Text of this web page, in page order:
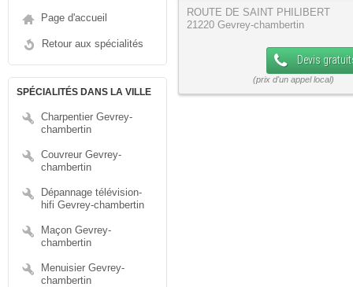
Page d'accueil
Retour aux spécialités
SPÉCIALITÉS DANS LA VILLE
Charpentier Gevrey-
chambertin
Couvreur Gevrey-
chambertin
Dépannage télévision-
hifi Gevrey-chambertin
Maçon Gevrey-
chambertin
Menuisier Gevrey-
chambertin
ROUTE DE SAINT PHILIBERT
21220 Gevrey-chambertin
Devis